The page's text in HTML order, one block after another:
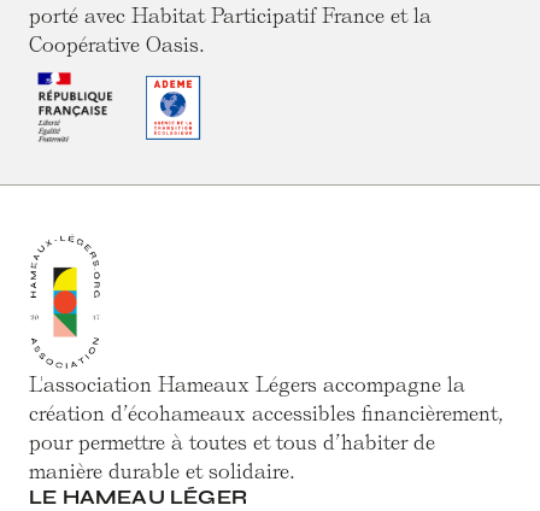
porté avec Habitat Participatif France et la
Coopérative Oasis.
L'association Hameaux Légers accompagne la
création d’écohameaux accessibles financièrement,
pour permettre à toutes et tous d’habiter de
manière durable et solidaire.
LE HAMEAU LÉGER